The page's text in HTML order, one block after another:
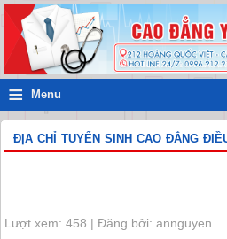
≡ Menu
ĐỊA CHỈ TUYỂN SINH CAO ĐẲNG
Lượt xem: 458 | Đăng bởi: annguyen